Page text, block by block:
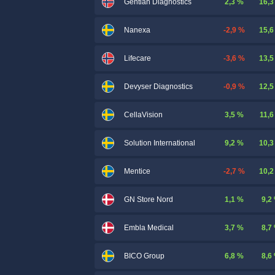
Gentian Diagnostics 2,3 % 16,3
Nanexa -2,9 % 15,6
Lifecare -3,6 % 13,5
Devyser Diagnostics -0,9 % 12,5
CellaVision 3,5 % 11,6
Solution International 9,2 % 10,3
Mentice -2,7 % 10,2
GN Store Nord 1,1 % 9,2
Embla Medical 3,7 % 8,7
BICO Group 6,8 % 8,6